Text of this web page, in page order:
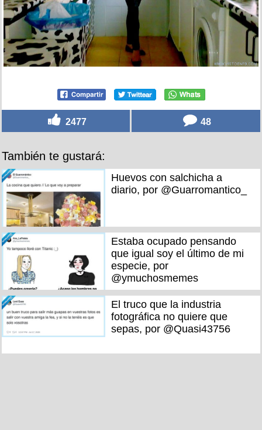
2477 48
También te gustará:
Huevos con salchicha a
diario, por @Guarromantico_
Estaba ocupado pensando
que igual soy el último de mi
especie, por
@ymuchosmemes
El truco que la industria
fotográfica no quiere que
sepas, por @Quasi43756